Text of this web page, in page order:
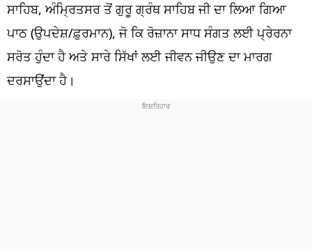
ਪੰਜਾਬ
ਧਰਮ
ਖੇਡਾਂ
ਸਾਹਿਬ, ਅੰਮ੍ਰਿਤਸਰ ਤੋਂ ਗੁਰੂ ਗ੍ਰੰਥ ਸਾਹਿਬ ਜੀ ਦਾ ਲਿਆ ਗਿਆ
ਪਾਠ (ਉਪਦੇਸ਼/ਫ਼ੁਰਮਾਨ), ਜੋ ਕਿ ਰੋਜ਼ਾਨਾ ਸਾਧ ਸੰਗਤ ਲਈ ਪ੍ਰੇਰਨਾ
ਸਰੋਤ ਹੁੰਦਾ ਹੈ ਅਤੇ ਸਾਰੇ ਸਿੱਖਾਂ ਲਈ ਜੀਵਨ ਜੀਉਣ ਦਾ ਮਾਰਗ
ਦਰਸਾਉਂਦਾ ਹੈ।